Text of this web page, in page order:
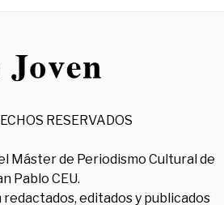
RESERVADOS
Máster de Periodismo Cultural de
Pablo CEU.
editados y publicados